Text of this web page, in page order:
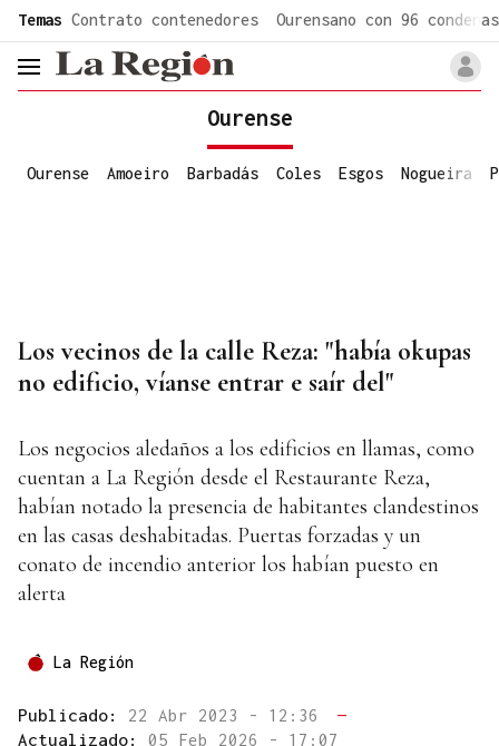
Temas Contrato contenedores Ourensano con 96 condenas
header.menu.open
Ourense
Ourense Amoeiro Barbadás Coles Esgos Nogueira
Los vecinos de la calle Reza: "había okupas
no edificio, víanse entrar e saír del"
Los negocios aledaños a los edificios en llamas, como
cuentan a La Región desde el Restaurante Reza,
habían notado la presencia de habitantes clandestinos
en las casas deshabitadas. Puertas forzadas y un
conato de incendio anterior los habían puesto en
alerta
La Región
Publicado: 22 Abr 2023 - 12:36
—
Actualizado: 05 Feb 2026 - 17:07